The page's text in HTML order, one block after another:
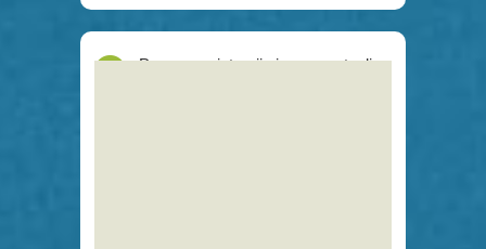
Proces registracije je poenostavljen